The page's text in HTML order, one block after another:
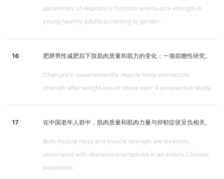
parameters of respiratory function and muscle strength in
young healthy adults according to gender.
16 肥胖男性减肥后下肢肌肉质量和肌力的变化：一项前瞻性研究。
Changes in lower extremity muscle mass and muscle
strength after weight loss in obese men: A prospective study.
17 在中国老年人群中，肌肉质量和肌肉力量与抑郁症状呈负相关。
Both muscle mass and muscle strength are inversely
associated with depressive symptoms in an elderly Chinese
population.